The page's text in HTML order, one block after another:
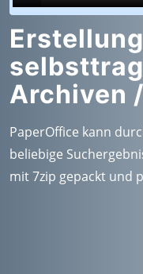
Archiven
PaperOffice kann
beliebige
mit 7zip gepackt und